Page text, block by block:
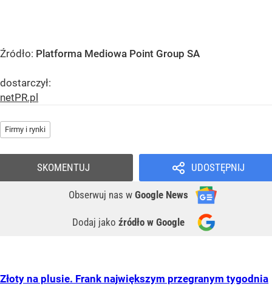
Źródło: Platforma Mediowa Point Group SA
dostarczył:
netPR.pl
Firmy i rynki
UDOSTĘPNIJ
Obserwuj nas w Google News
Dodaj jako źródło w Google
SKOMENTUJ
Złoty na plusie. Frank największym przegranym tygodnia